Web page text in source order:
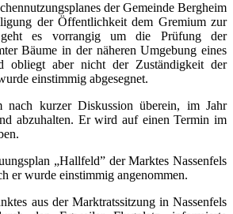
der Gemeinde Bergheim
der Öffentlichkeit dem Gremium zur
es vorrangig um die Prüfung der
Bäume in der näheren Umgebung eines
obliegt aber nicht der Zuständigkeit der
einstimmig abgesegnet.
nach kurzer Diskussion überein, im Jahr
abzuhalten. Er wird auf einen Termin im
„Hallfeld” der Marktes Nassenfels
er wurde einstimmig angenommen.
aus der Marktratssitzung in Nassenfels